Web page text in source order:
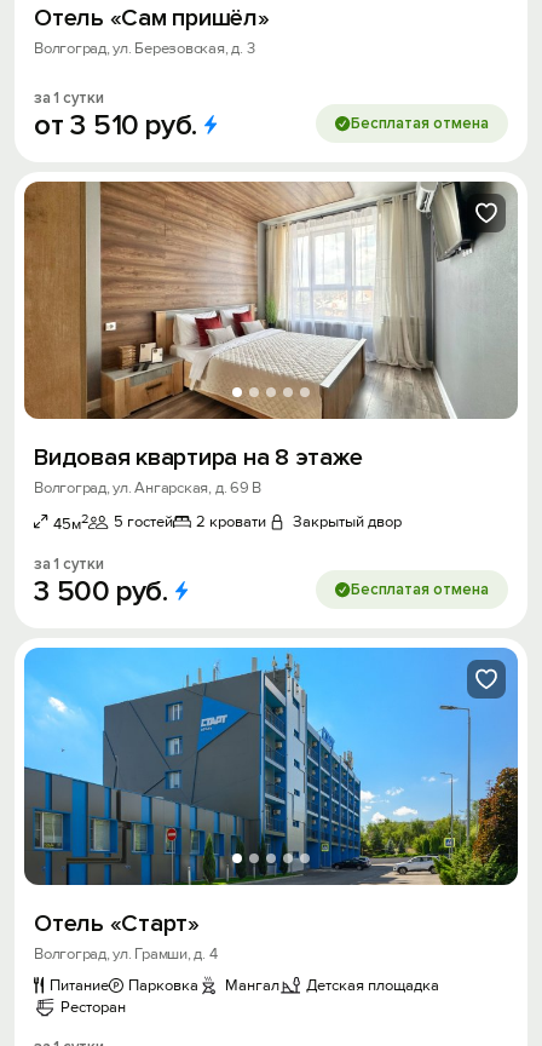
Отель «Сам пришёл»
Волгоград, ул. Березовская, д. 3
за 1 сутки
от3 510 руб. Бесплатая отмена
Видовая квартира на 8 этаже
Волгоград, ул. Ангарская, д. 69 В
45м2 5 гостей 2 кровати Закрытый двор
за 1 сутки
3 500 руб. Бесплатая отмена
Отель «Старт»
Волгоград, ул. Грамши, д. 4
Питание
Парковка Мангал
Детская площадка
Ресторан